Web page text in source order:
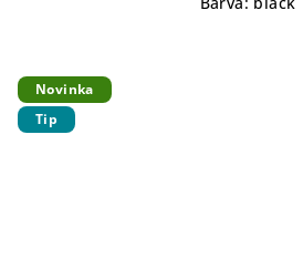
Novinka
Tip